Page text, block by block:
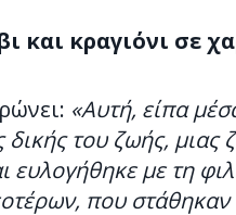
κραγιόνι σε
«Αυτή, είπα
δικής του ζωής, μιας
με τη
που στάθηκαν